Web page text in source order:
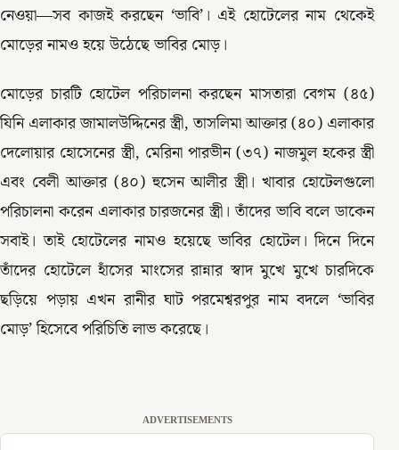
নেওয়া—সব কাজই করছেন ‘ভাবি’। এই হোটেলের নাম থেকেই
মোড়ের নামও হয়ে উঠেছে ভাবির মোড়।
মোড়ের চারটি হোটেল পরিচালনা করছেন মাসতারা বেগম (৪৫)
যিনি এলাকার জামালউদ্দিনের স্ত্রী, তাসলিমা আক্তার (৪০) এলাকার
দেলোয়ার হোসেনের স্ত্রী, মেরিনা পারভীন (৩৭) নাজমুল হকের স্ত্রী
এবং বেলী আক্তার (৪০) হুসেন আলীর স্ত্রী। খাবার হোটেলগুলো
পরিচালনা করেন এলাকার চারজনের স্ত্রী। তাঁদের ভাবি বলে ডাকেন
সবাই। তাই হোটেলের নামও হয়েছে ভাবির হোটেল। দিনে দিনে
তাঁদের হোটেলে হাঁসের মাংসের রান্নার স্বাদ মুখে মুখে চারদিকে
ছড়িয়ে পড়ায় এখন রানীর ঘাট পরমেশ্বরপুর নাম বদলে ‘ভাবির
মোড়’ হিসেবে পরিচিতি লাভ করেছে।
ADVERTISEMENTS